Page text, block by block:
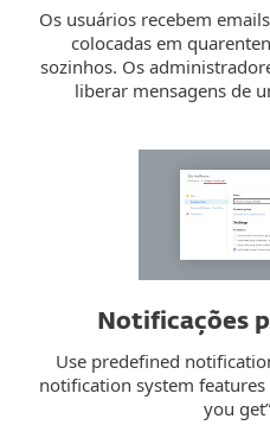
Os usuários recebem
colocadas em
sozinhos. Os
liberar mensagens de
Notificações
Use predefined
notification system
you